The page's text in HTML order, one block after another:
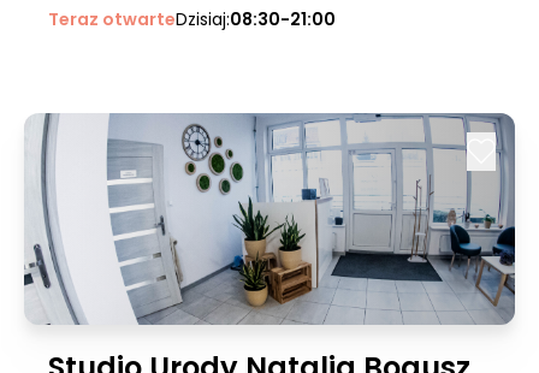
Teraz otwarteDzisiaj:08:30-21:00